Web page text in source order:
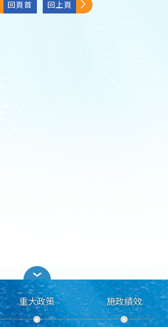
回頁首 回上頁
重大政策 施政績效